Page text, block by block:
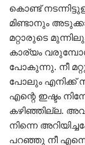
കൊണ്ട്
മിണ്ടാനും
മറ്റാരുടെ
കാര്യം
പോകുന്നു. നീ
പോലും എനിക്ക്
എന്റെ ഇഷ്ടം
കഴിഞ്ഞില്ല.
നിന്നെ
പറഞ്ഞു നീ എന്നെ